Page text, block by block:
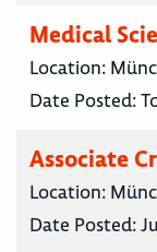
Medical
Location:
Date Posted:
Associate
Location:
Date Posted: